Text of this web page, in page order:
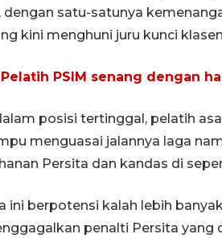
dengan satu-satunya
kini menghuni juru kunci
Pelatih PSIM senang dengan
posisi tertinggal, pelatih
menguasai jalannya laga
Persita dan kandas di
ini berpotensi kalah lebih
penalti Persita yang